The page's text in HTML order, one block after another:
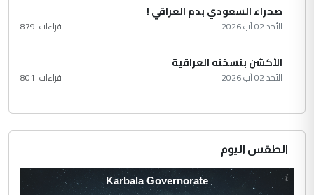
صحراء السعودي بدم العراقي !
الأحد 02 آب 2026 قراءات :879
الأكشن بنسخته العراقية
الأحد 02 آب 2026 قراءات :801
الطقس اليوم
Karbala Governorate